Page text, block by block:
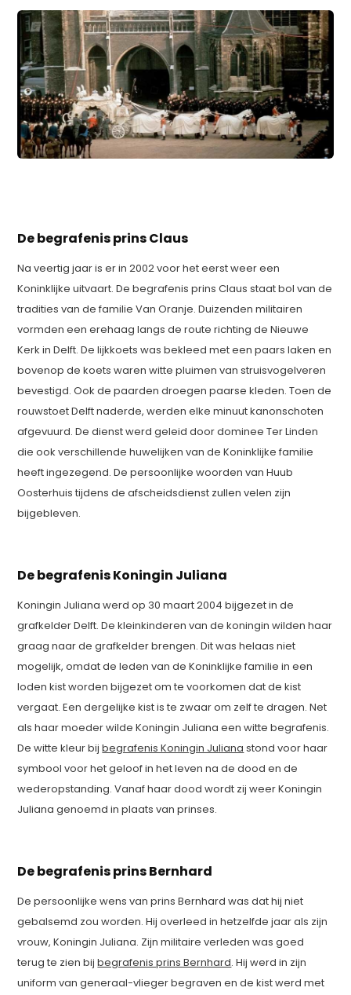
De begrafenis prins Claus
Na veertig jaar is er in 2002 voor het eerst weer een
Koninklijke uitvaart. De begrafenis prins Claus staat bol van de
tradities van de familie Van Oranje. Duizenden militairen
vormden een erehaag langs de route richting de Nieuwe
Kerk in Delft. De lijkkoets was bekleed met een paars laken en
bovenop de koets waren witte pluimen van struisvogelveren
bevestigd. Ook de paarden droegen paarse kleden. Toen de
rouwstoet Delft naderde, werden elke minuut kanonschoten
afgevuurd. De dienst werd geleid door dominee Ter Linden
die ook verschillende huwelijken van de Koninklijke familie
heeft ingezegend. De persoonlijke woorden van Huub
Oosterhuis tijdens de afscheidsdienst zullen velen zijn
bijgebleven.
De begrafenis Koningin Juliana
Koningin Juliana werd op 30 maart 2004 bijgezet in de
grafkelder Delft. De kleinkinderen van de koningin wilden haar
graag naar de grafkelder brengen. Dit was helaas niet
mogelijk, omdat de leden van de Koninklijke familie in een
loden kist worden bijgezet om te voorkomen dat de kist
vergaat. Een dergelijke kist is te zwaar om zelf te dragen. Net
als haar moeder wilde Koningin Juliana een witte begrafenis.
De witte kleur bijbegrafenis Koningin Juliana stond voor haar
symbool voor het geloof in het leven na de dood en de
wederopstanding. Vanaf haar dood wordt zij weer Koningin
Juliana genoemd in plaats van prinses.
De begrafenis prins Bernhard
De persoonlijke wens van prins Bernhard was dat hij niet
gebalsemd zou worden. Hij overleed in hetzelfde jaar als zijn
vrouw, Koningin Juliana. Zijn militaire verleden was goed
terug te zien bijbegrafenis prins Bernhard. Hij werd in zijn
uniform van generaal-vlieger begraven en de kist werd met